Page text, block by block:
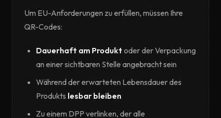
Um EU-Anforderungen zu erfüllen, müssen Ihre
QR-Codes:
Dauerhaft am Produkt oder der Verpackung
an einer sichtbaren Stelle angebracht sein
Während der erwarteten Lebensdauer des
Produkts lesbar bleiben
Zu einem DPP verlinken, der alle